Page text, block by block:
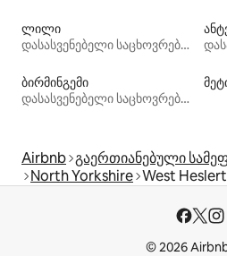
ლილი
დასასვენებელი საცხოვრებლები
ბირმინგემი
დასასვენებელი საცხოვრებლები
Airbnb გაერთიანებული
North Yorkshire West
© 2026